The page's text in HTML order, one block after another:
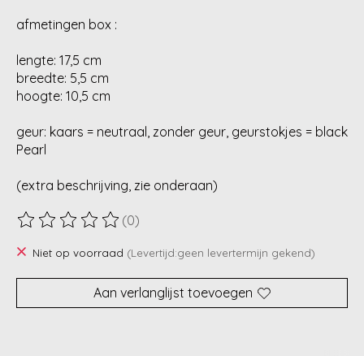
afmetingen box :
lengte: 17,5 cm
breedte: 5,5 cm
hoogte: 10,5 cm
geur: kaars = neutraal, zonder geur, geurstokjes = black
Pearl
(extra beschrijving, zie onderaan)
De beoordeling van dit product is
(0)
Niet op voorraad (Levertijd:geen levertermijn gekend)
Aan verlanglijst toevoegen